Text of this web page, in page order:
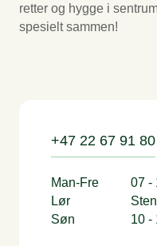
retter og hygge i
spesielt sammen!
+47 22 67 91 80
Man-Fre
07 -
Lør
Søn
10 -